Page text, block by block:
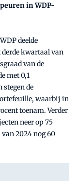
in WDP-
deelde
derde kwartaal van
van de
met 0,1
stegen de
waarbij in
toenam. Verder
neer op 75
2024 nog 60